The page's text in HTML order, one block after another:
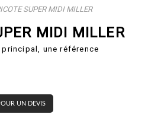
SUPER MIDI MILLER
MIDI MILLER
une référence
UN DEVIS